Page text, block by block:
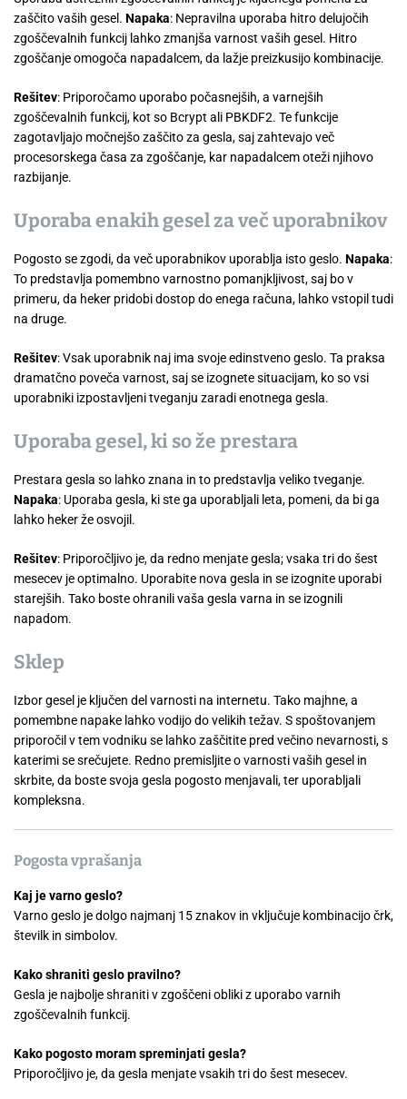
zaščito vaših gesel. Napaka: Nepravilna uporaba hitro delujočih
zgoščevalnih funkcij lahko zmanjša varnost vaših gesel. Hitro
zgoščanje omogoča napadalcem, da lažje preizkusijo kombinacije.
Rešitev: Priporočamo uporabo počasnejših, a varnejših
zgoščevalnih funkcij, kot so Bcrypt ali PBKDF2. Te funkcije
zagotavljajo močnejšo zaščito za gesla, saj zahtevajo več
procesorskega časa za zgoščanje, kar napadalcem oteži njihovo
razbijanje.
Uporaba enakih gesel za več uporabnikov
Pogosto se zgodi, da več uporabnikov uporablja isto geslo. Napaka:
To predstavlja pomembno varnostno pomanjkljivost, saj bo v
primeru, da heker pridobi dostop do enega računa, lahko vstopil tudi
na druge.
Rešitev: Vsak uporabnik naj ima svoje edinstveno geslo. Ta praksa
dramatčno poveča varnost, saj se izognete situacijam, ko so vsi
uporabniki izpostavljeni tveganju zaradi enotnega gesla.
Uporaba gesel, ki so že prestara
Prestara gesla so lahko znana in to predstavlja veliko tveganje.
Napaka: Uporaba gesla, ki ste ga uporabljali leta, pomeni, da bi ga
lahko heker že osvojil.
Rešitev: Priporočljivo je, da redno menjate gesla; vsaka tri do šest
mesecev je optimalno. Uporabite nova gesla in se izognite uporabi
starejših. Tako boste ohranili vaša gesla varna in se izognili
napadom.
Sklep
Izbor gesel je ključen del varnosti na internetu. Tako majhne, a
pomembne napake lahko vodijo do velikih težav. S spoštovanjem
priporočil v tem vodniku se lahko zaščitite pred večino nevarnosti, s
katerimi se srečujete. Redno premisljite o varnosti vaših gesel in
skrbite, da boste svoja gesla pogosto menjavali, ter uporabljali
kompleksna.
Pogosta vprašanja
Kaj je varno geslo?
Varno geslo je dolgo najmanj 15 znakov in vključuje kombinacijo črk,
številk in simbolov.
Kako shraniti geslo pravilno?
Gesla je najbolje shraniti v zgoščeni obliki z uporabo varnih
zgoščevalnih funkcij.
Kako pogosto moram spreminjati gesla?
Priporočljivo je, da gesla menjate vsakih tri do šest mesecev.